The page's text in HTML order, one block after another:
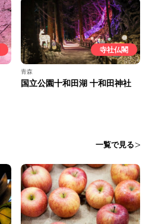
寺社仏閣
青森
国立公園十和田湖 十和田神社
一覧で見る